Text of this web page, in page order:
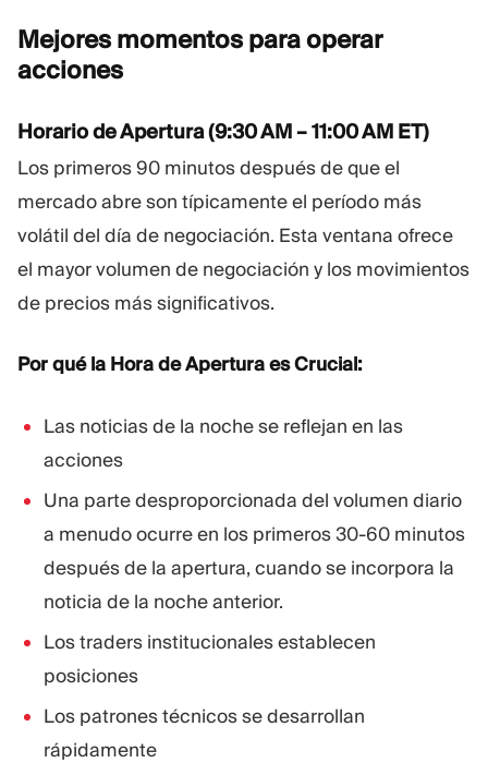
Mejores momentos para operar
acciones
Horario de Apertura (9:30 AM – 11:00 AM ET)
Los primeros 90 minutos después de que el
mercado abre son típicamente el período más
volátil del día de negociación. Esta ventana ofrece
el mayor volumen de negociación y los movimientos
de precios más significativos.
Por qué la Hora de Apertura es Crucial:
Las noticias de la noche se reflejan en las
acciones
Una parte desproporcionada del volumen diario
a menudo ocurre en los primeros 30-60 minutos
después de la apertura, cuando se incorpora la
noticia de la noche anterior.
Los traders institucionales establecen
posiciones
Los patrones técnicos se desarrollan
rápidamente